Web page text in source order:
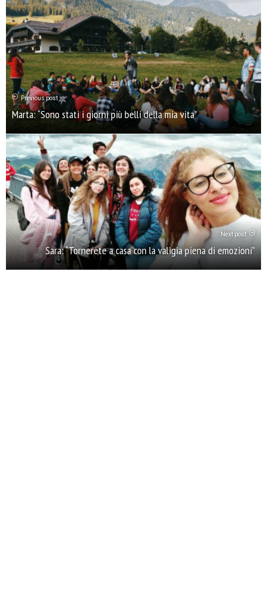
Previous post
Marta: “Sono stati i giorni più belli della mia vita”
Next post
Sara: “Tornerete a casa con la valigia piena di emozioni”